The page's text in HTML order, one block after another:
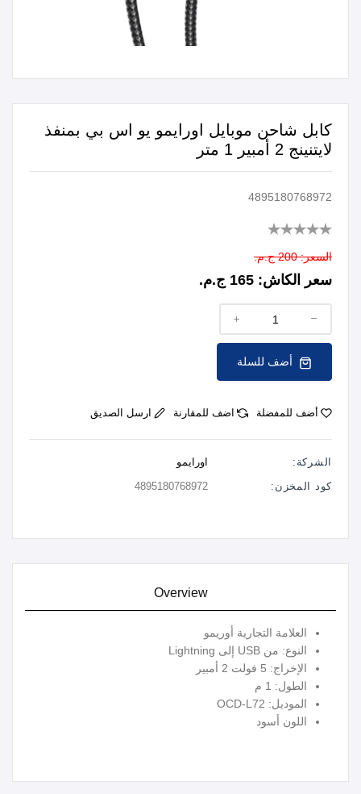
كابل شاحن موبايل اورايمو يو اس بي بمنفذ
لايتنينج 2 أمبير 1 متر
4895180768972
السعر: 200 ج.م.
سعر الكاش: 165 ج.م.
أضف للسلة
أضف للمفضلة اضف للمقارنة ارسل الصديق
الشركة:
اورايمو
كود المخزن:
4895180768972
Overview
العلامة التجارية أوريمو
النوع: من USB إلى Lightning
الإخراج: 5 فولت 2 أمبير
الطول: 1 م
الموديل: OCD-L72
اللون أسود